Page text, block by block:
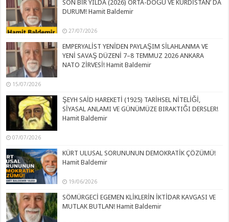
SON BİR YILDA (2026) ORTA-DOĞU VE KÜRDİSTAN’ DA
DURUM! Hamit Baldemir
27/07/2026
EMPERYALİST YENİDEN PAYLAŞIM SİLAHLANMA VE
YENİ SAVAŞ DÜZENİ 7–8 TEMMUZ 2026 ANKARA
NATO ZİRVESİ! Hamit Baldemir
15/07/2026
ŞEYH SAİD HAREKETİ (1925) TARİHSEL NİTELİĞİ,
SİYASAL ANLAMI VE GÜNÜMÜZE BIRAKTIĞI DERSLER!
Hamit Baldemir
07/07/2026
KÜRT ULUSAL SORUNUNUN DEMOKRATİK ÇÖZÜMÜ!
Hamit Baldemir
19/06/2026
SÖMÜRGECİ EGEMEN KLİKLERİN İKTİDAR KAVGASI VE
MUTLAK BUTLAN! Hamit Baldemir